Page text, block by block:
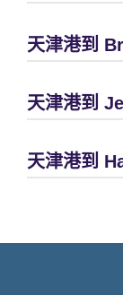
天津港到
天津港到
天津港到